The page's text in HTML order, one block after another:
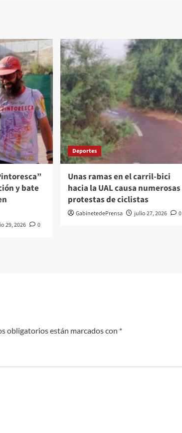
y bate
29, 2026 0
Deportes
Unas ramas en el carril-bici
hacia la UAL causa numerosas
protestas de ciclistas
GabinetedePrensa julio 27, 2026 0
obligatorios están marcados con *